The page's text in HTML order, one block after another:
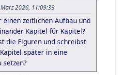
2026, 11:09:33
zeitlichen Aufbau und
Kapitel für Kapitel?
die Figuren und schreibst
später in eine
setzen?